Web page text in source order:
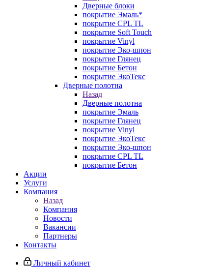
Дверные блоки
покрытие Эмаль*
покрытие CPL TL
покрытие Soft Touch
покрытие Vinyl
покрытие Эко-шпон
покрытие Глянец
покрытие Бетон
покрытие ЭкоТекс
Дверные полотна
Назад
Дверные полотна
покрытие Эмаль
покрытие Глянец
покрытие Vinyl
покрытие ЭкоТекс
покрытие Эко-шпон
покрытие CPL TL
покрытие Бетон
Акции
Услуги
Компания
Назад
Компания
Новости
Вакансии
Партнеры
Контакты
Личный кабинет